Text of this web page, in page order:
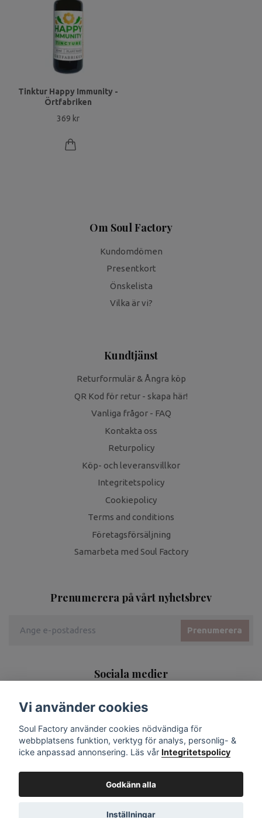
Tinktur Happy Immunity -
Örtfabriken
369 kr
Om Soul Factory
Kundomdömen
Presentkort
Önskelista
Vilka är vi?
Kundtjänst
Returformulär & Ångra köp
QR Kod för retur - skapa här!
Vanliga frågor - FAQ
Kontakta oss
Returpolicy
Köp- och leveransvillkor
Integritetspolicy
Cookiepolicy
Terms and conditions
Företagsförsäljning
Samarbeta med Soul Factory
Prenumerera på vårt nyhetsbrev
Prenumerera
Sociala medier
Vi använder cookies
Soul Factory använder cookies nödvändiga för
webbplatsens funktion, verktyg för analys, personlig- &
icke anpassad annonsering. Läs vår Integritetspolicy
Godkänn alla
Inställningar